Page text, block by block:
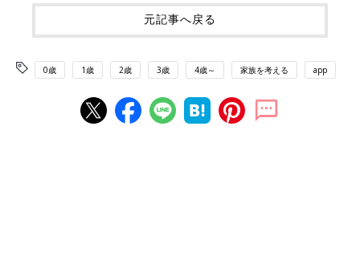
元記事へ戻る
0歳 1歳 2歳 3歳 4歳～ 家族を考える app